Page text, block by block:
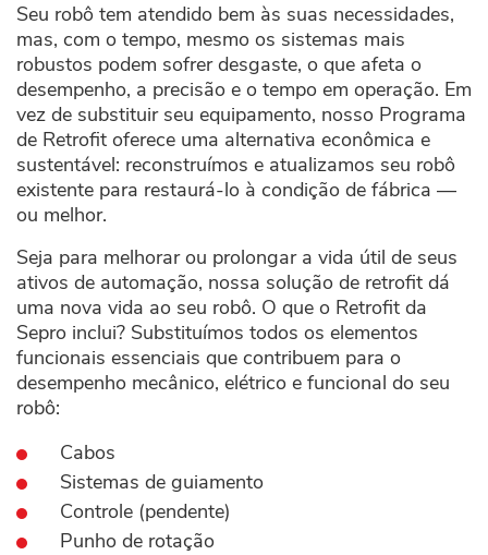
Seu robô tem atendido bem às suas necessidades,
mas, com o tempo, mesmo os sistemas mais
robustos podem sofrer desgaste, o que afeta o
desempenho, a precisão e o tempo em operação. Em
vez de substituir seu equipamento, nosso Programa
de Retrofit oferece uma alternativa econômica e
sustentável: reconstruímos e atualizamos seu robô
existente para restaurá-lo à condição de fábrica —
ou melhor.
Seja para melhorar ou prolongar a vida útil de seus
ativos de automação, nossa solução de retrofit dá
uma nova vida ao seu robô. O que o Retrofit da
Sepro inclui? Substituímos todos os elementos
funcionais essenciais que contribuem para o
desempenho mecânico, elétrico e funcional do seu
robô:
Cabos
Sistemas de guiamento
Controle (pendente)
Punho de rotação